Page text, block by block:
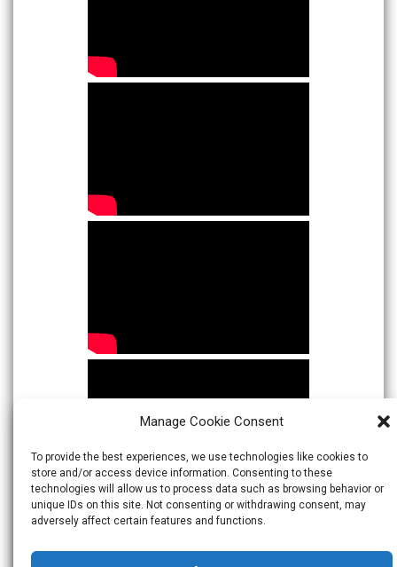
Manage Cookie Consent
To provide the best experiences, we use technologies like cookies to
store and/or access device information. Consenting to these
technologies will allow us to process data such as browsing behavior or
unique IDs on this site. Not consenting or withdrawing consent, may
adversely affect certain features and functions.